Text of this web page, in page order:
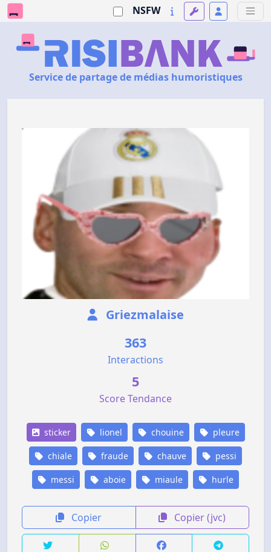
NSFW
Service de partage de médias humoristiques
Griezmalaise
363
Interactions
5
Score Tendance
sticker lionel chouine pleure
chiale fraude chauve pessi
messi aboie miaule hurle
Copier Copier (jvc)